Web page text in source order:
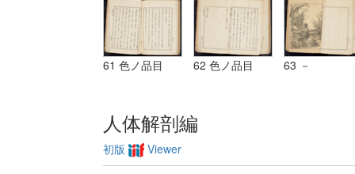
61 色ノ品目 62 色ノ品目 63 －
人体解剖編
初版 Viewer